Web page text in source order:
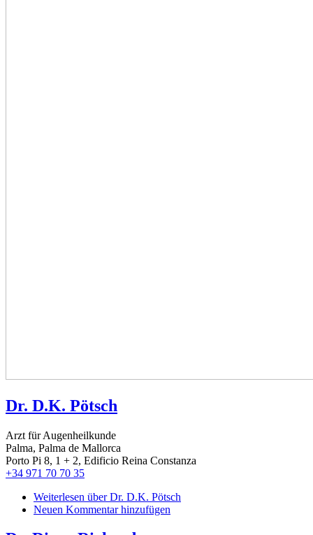
Dr. D.K. Pötsch
Arzt für Augenheilkunde
Palma, Palma de Mallorca
Porto Pi 8, 1 + 2, Edificio Reina Constanza
+34 971 70 70 35
Weiterlesen über Dr. D.K. Pötsch
Neuen Kommentar hinzufügen